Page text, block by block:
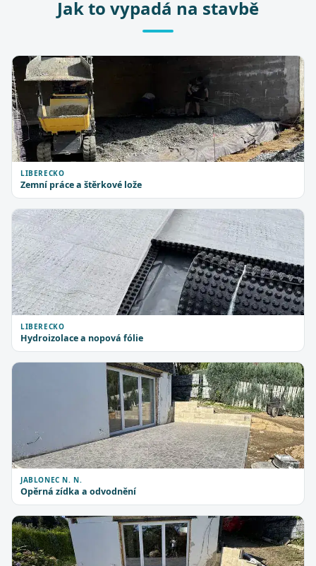
Jak to vypadá na stavbě
LIBERECKO
Zemní práce a štěrkové lože
LIBERECKO
Hydroizolace a nopová fólie
JABLONEC N. N.
Opěrná zídka a odvodnění